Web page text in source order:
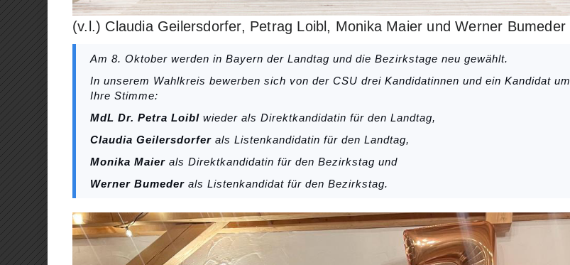
(v.l.) Claudia Geilersdorfer, Petrag Loibl, Monika Maier und Werner Bumeder
Am 8. Oktober werden in Bayern der Landtag und die Bezirkstage neu gewählt.
In unserem Wahlkreis bewerben sich von der CSU drei Kandidatinnen und ein Kandidat um
Ihre Stimme:
MdL Dr. Petra Loibl wieder als Direktkandidatin für den Landtag,
Claudia Geilersdorfer als Listenkandidatin für den Landtag,
Monika Maier als Direktkandidatin für den Bezirkstag und
Werner Bumeder als Listenkandidat für den Bezirkstag.